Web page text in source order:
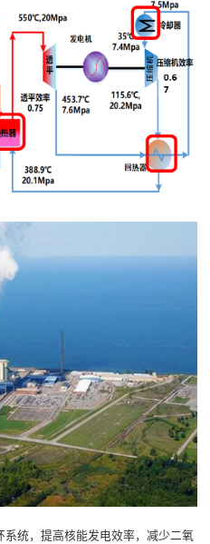
统，提高核能发电效率，减少二氧